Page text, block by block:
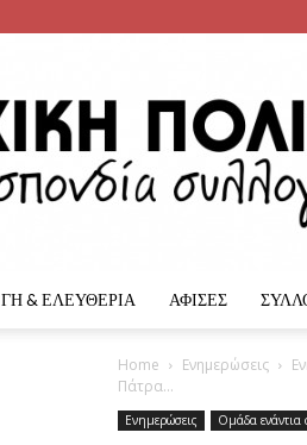
ΓΗ & ΕΛΕΥΘΕΡΙΑ ΑΦΙΣΕΣ
Home Ενημερώσεις
Πάτρα...
Ενημερώσεις Ομάδα ενάντια